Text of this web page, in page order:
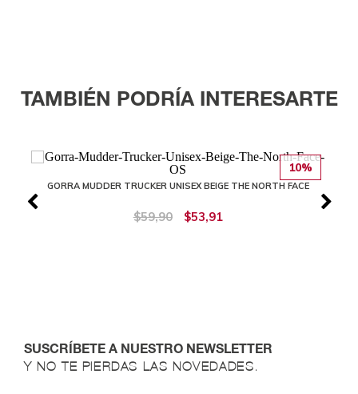
TAMBIÉN PODRÍA INTERESARTE
10%
GORRA MUDDER TRUCKER UNISEX BEIGE THE NORTH FACE
$59,90 $53,91
SUSCRÍBETE A NUESTRO NEWSLETTER
Y NO TE PIERDAS LAS NOVEDADES.